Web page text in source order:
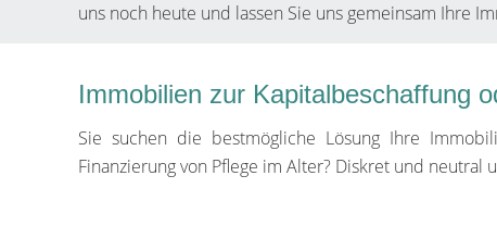
uns noch heute und lassen Sie uns gemeinsam Ihre
Immobilien zur Kapitalbeschaffung
Sie suchen die bestmögliche Lösung Ihre
Finanzierung von Pflege im Alter? Diskret und